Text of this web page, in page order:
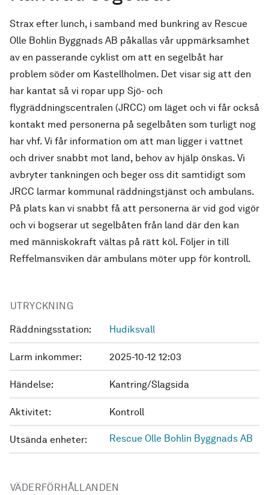
Strax efter lunch, i samband med bunkring av Rescue
Olle Bohlin Byggnads AB påkallas vår uppmärksamhet
av en passerande cyklist om att en segelbåt har
problem söder om Kastellholmen. Det visar sig att den
har kantat så vi ropar upp Sjö- och
flygräddningscentralen (JRCC) om läget och vi får också
kontakt med personerna på segelbåten som turligt nog
har vhf. Vi får information om att man ligger i vattnet
och driver snabbt mot land, behov av hjälp önskas. Vi
avbryter tankningen och beger oss dit samtidigt som
JRCC larmar kommunal räddningstjänst och ambulans.
På plats kan vi snabbt få att personerna är vid god vigör
och vi bogserar ut segelbåten från land där den kan
med människokraft vältas på rätt köl. Följer in till
Reffelmansviken där ambulans möter upp för kontroll.
UTRYCKNING
Räddningsstation: Hudiksvall
Larm inkommer: 2025-10-12 12:03
Händelse: Kantring/Slagsida
Aktivitet: Kontroll
Utsända enheter: Rescue Olle Bohlin Byggnads AB
VÄDERFÖRHÅLLANDEN